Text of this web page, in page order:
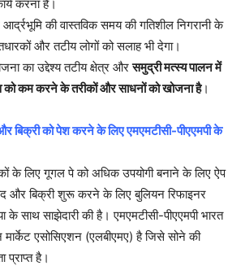
करना है।
की वास्तविक समय की गतिशील निगरानी के
और तटीय लोगों को सलाह भी देगा।
का उद्देश्य तटीय क्षेत्र औरसमुद्री मत्स्य पालन में
को कम करने के तरीकों और साधनों को खोजना है।
बिक्री को पेश करने के लिए एमएमटीसी-पीएएमपी के
के लिए गूगल पे को अधिक उपयोगी बनाने के लिए ऐप
और बिक्री शुरू करने के लिए बुलियन रिफाइनर
के साथ साझेदारी की है। एमएमटीसी-पीएएमपी भारत
एसोसिएशन (एलबीएमए) है जिसे सोने की
प्राप्त है।